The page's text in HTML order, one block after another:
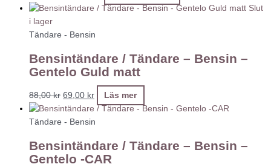
Slut
i lager
Tändare - Bensin
Bensintändare / Tändare – Bensin –
Gentelo Guld matt
88,00kr 69,00 kr Läs mer
Tändare - Bensin
Bensintändare / Tändare – Bensin –
Gentelo -CAR